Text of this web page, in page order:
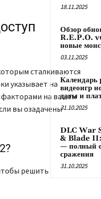
сталкиваются
указывает на
на вашем
вы озадачены
решить
18.11.2025
Обзор
R.E.P.O.
новые
03.11.2025
Календарь
видеоигр
даты и
31.10.2025
DLC War
& Blade
— полный
сражения
31.10.2025